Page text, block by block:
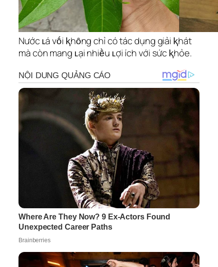
Nước ʟá vṓi ⱪhȏng chỉ có tác dụng giải ⱪhát
mà còn mang ʟại nhiḕu ʟợi ích với sức ⱪhỏe.